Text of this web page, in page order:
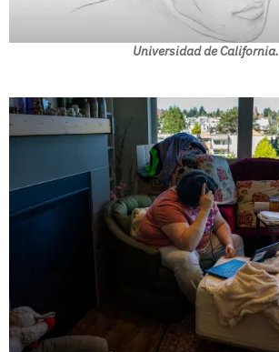
Universidad de California.